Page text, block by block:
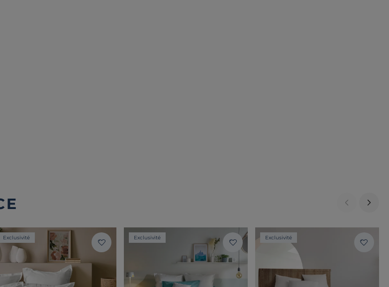
Exclusivité Exclusivité Exclusivité